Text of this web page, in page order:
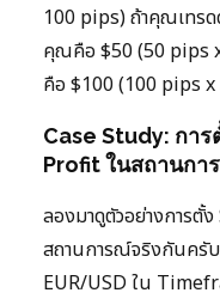
100 pips) ถ้าคุณเทรด
คุณคือ $50 (50 pips x
คือ $100 (100 pips
Case Study: กา
Profit ในสถานกา
ลองมาดูตัวอย่างการตั้
สถานการณ์จริงกันครับ
EUR/USD ใน